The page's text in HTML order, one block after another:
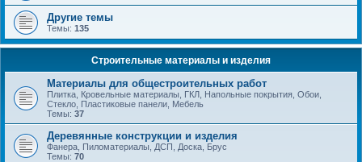
Другие темы
Темы: 135
Строительные материалы и изделия
Материалы для общестроительных работ
Плитка, Кровельные материалы, ГКЛ, Напольные покрытия, Обои,
Стекло, Пластиковые панели, Мебель
Темы: 37
Деревянные конструкции и изделия
Фанера, Пиломатериалы, ДСП, Доска, Брус
Темы: 70